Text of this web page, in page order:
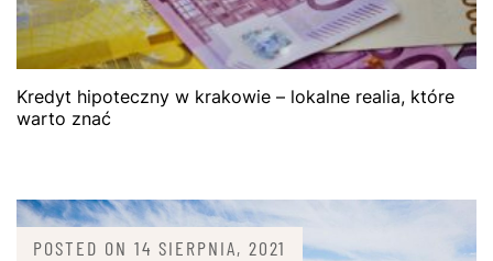
Kredyt hipoteczny w krakowie – lokalne realia, które
warto znać
POSTED ON 14 SIERPNIA, 2021